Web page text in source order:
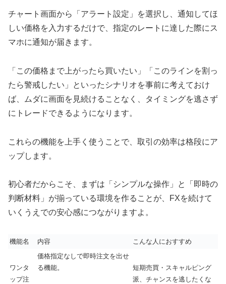
チャート画面から「アラート設定」を選択し、通知してほ
しい価格を入力するだけで、指定のレートに達した際にス
マホに通知が届きます。
「この価格まで上がったら買いたい」「このラインを割っ
たら警戒したい」といったシナリオを事前に考えておけ
ば、ムダに画面を見続けることなく、タイミングを逃さず
にトレードできるようになります。
これらの機能を上手く使うことで、取引の効率は格段にア
ップします。
初心者だからこそ、まずは「シンプルな操作」と「即時の
判断材料」が揃っている環境を作ることが、FXを続けて
いくうえでの安心感につながりますよ。
機能名 内容 こんな人におすすめ
ワンタ
ップ注
価格指定なしで即時注文を出せ
る機能。
短期売買・スキャルピング
派、チャンスを逃したくな